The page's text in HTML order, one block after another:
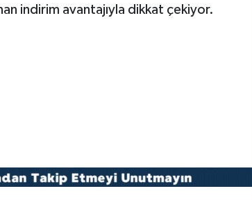
indirim avantajıyla dikkat çekiyor.